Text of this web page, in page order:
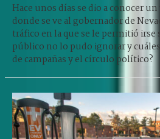
Hace unos días se dio a conocer
donde se ve al gobernador de
tráfico en la que se le permitió
público no lo pudo ignorar y
de campañas y el círculo político?